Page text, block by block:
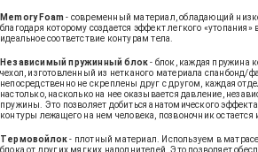
Memory Foam - современный материал, обладающий
благодаря которому создается эффект легкого «утопания»
идеальное соответствие контурам тела.
Независимый пружинный блок- блок, каждая пружина
чехол, изготовленный из нетканого материала спанбонд/
непосредственно не скреплены друг с другом, каждая
настолько, насколько на нее оказывается давление,
пружины. Это позволяет добиться анатомического
контуры лежащего на нем человека, позвоночник
Термовойлок- плотный материал. Используем в